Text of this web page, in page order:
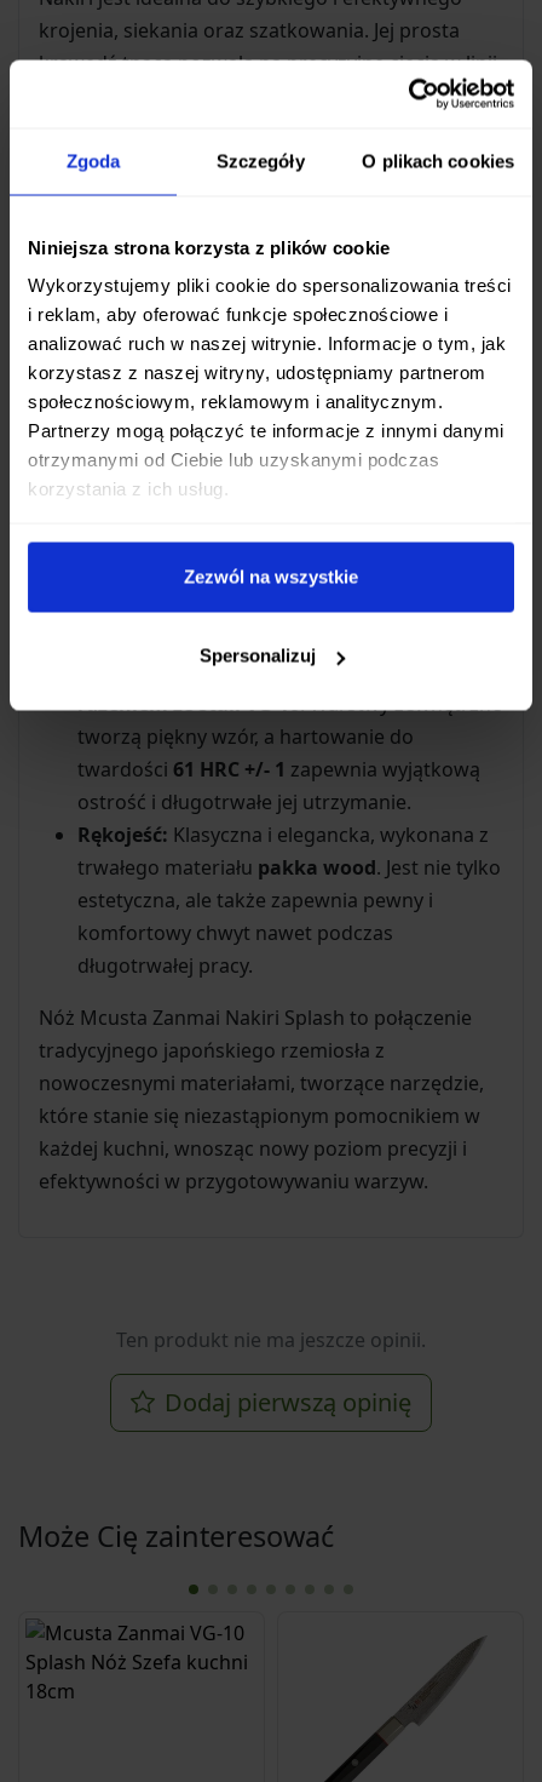
Zgoda Szczegóły O plikach cookies
Niniejsza strona korzysta z plików cookie
Wykorzystujemy pliki cookie do spersonalizowania treści
i reklam, aby oferować funkcje społecznościowe i
analizować ruch w naszej witrynie. Informacje o tym, jak
korzystasz z naszej witryny, udostępniamy partnerom
społecznościowym, reklamowym i analitycznym.
Partnerzy mogą połączyć te informacje z innymi danymi
otrzymanymi od Ciebie lub uzyskanymi podczas
korzystania z ich usług.
Zezwól na wszystkie
Spersonalizuj
krojenia, siekania oraz szatkowania. Jej prosta
krawędź tnąca pozwala na precyzyjne cięcia w linii
pionowej, co jest kluczowe przy technikach takich
(cieniutkie paski np. ziół czy liści). Doświadczeni
użytkownicy potrafią za pomocą cienkiego ostrza
(metodakatsura-muki).
Praktyczna Konstrukcja
Szeroka, prostokątna powierzchnia klingi służy nie
tylko do krojenia, ale także jakowygodna łopatka
do przenoszeniapokrojonych składników
bezpośrednio z deski do garnka, salaterki czy na
patelnię, minimalizując bałagan i przyspieszając
Materiały Najwyższej Jakości
niezwykle twardym i odpornym na korozję
rdzeniem ze stali VG-10. Warstwy zewnętrzne
tworzą piękny wzór, a hartowanie do
twardości 61 HRC +/- 1 zapewnia wyjątkową
ostrość i długotrwałe jej utrzymanie.
Rękojeść: Klasyczna i elegancka, wykonana z
trwałego materiału pakka wood. Jest nie tylko
estetyczna, ale także zapewnia pewny i
komfortowy chwyt nawet podczas
długotrwałej pracy.
Nóż Mcusta Zanmai Nakiri Splash to połączenie
tradycyjnego japońskiego rzemiosła z
nowoczesnymi materiałami, tworzące narzędzie,
które stanie się niezastąpionym pomocnikiem w
każdej kuchni, wnosząc nowy poziom precyzji i
efektywności w przygotowywaniu warzyw.
Ten produkt nie ma jeszcze opinii.
Dodaj pierwszą opinię
Może Cię zainteresować